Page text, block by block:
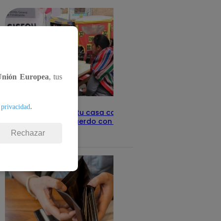
Revisa con tu DNI si tu casa califica
como pobre, de acuerdo con el Sisfoh
Te ayudo 25 de mayo 2026
Europea, tus
.
Rechazar